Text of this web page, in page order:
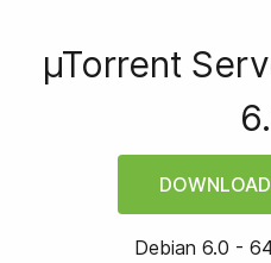
µTorrent
Debian 6.0 - 64